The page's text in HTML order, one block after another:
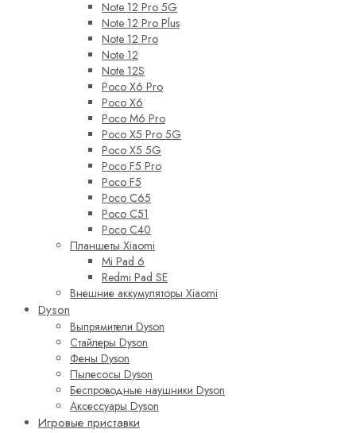
Note 12 Pro 5G
Note 12 Pro Plus
Note 12 Pro
Note 12
Note 12S
Poco X6 Pro
Poco X6
Poco M6 Pro
Poco X5 Pro 5G
Poco X5 5G
Poco F5 Pro
Poco F5
Poco C65
Poco C51
Poco C40
Планшеты Xiaomi
Mi Pad 6
Redmi Pad SE
Внешние аккумуляторы Xiaomi
Dyson
Выпрямители Dyson
Стайлеры Dyson
Фены Dyson
Пылесосы Dyson
Беспроводные наушники Dyson
Аксессуары Dyson
Игровые приставки